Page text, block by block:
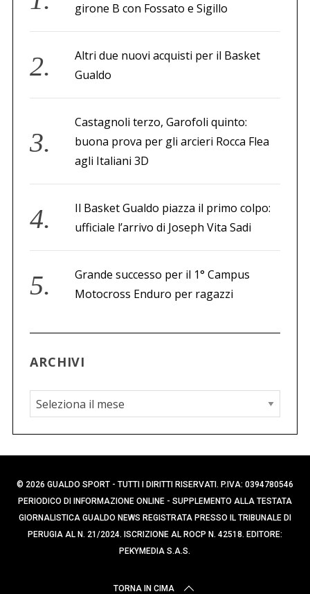
girone B con Fossato e Sigillo
Altri due nuovi acquisti per il Basket
Gualdo
Castagnoli terzo, Garofoli quinto:
buona prova per gli arcieri Rocca Flea
agli Italiani 3D
Il Basket Gualdo piazza il primo colpo:
ufficiale l’arrivo di Joseph Vita Sadi
Grande successo per il 1° Campus
Motocross Enduro per ragazzi
ARCHIVI
A
r
c
h
i
v
i
© 2026 GUALDO SPORT - TUTTI I DIRITTI RISERVATI. P.IVA: 0394780546
PERIODICO DI INFORMAZIONE ONLINE - SUPPLEMENTO ALLA TESTATA
GIORNALISTICA GUALDO NEWS REGISTRATA PRESSO IL TRIBUNALE DI
PERUGIA AL N. 21/2024. ISCRIZIONE AL ROCP N. 42518. EDITORE:
PEKYMEDIA S.A.S.
TORNA IN CIMA